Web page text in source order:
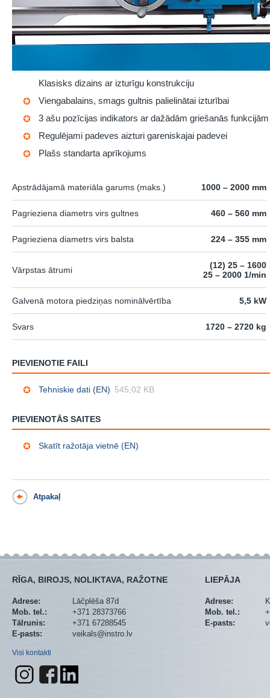
Klasisks dizains ar izturīgu konstrukciju
Viengabalains, smags gultnis palielinātai izturībai
3 ašu pozīcijas indikators ar dažādām griešanās funkcijām
Regulējami padeves aizturi gareniskajai padevei
Plašs standarta aprīkojums
Apstrādājamā materiāla garums (maks.) 1000 – 2000 mm
Pagrieziena diametrs virs gultnes 460 – 560 mm
Pagrieziena diametrs virs balsta 224 – 355 mm
Vārpstas ātrumi
(12) 25 – 1600
25 – 2000 1/min
Galvenā motora piedziņas nominālvērtība 5,5 kW
Svars 1720 – 2720 kg
PIEVIENOTIE FAILI
Tehniskie dati (EN) 545,02 KB
PIEVIENOTĀS SAITES
Skatīt ražotāja vietnē (EN)
Atpakaļ
RĪGA, BIROJS, NOLIKTAVA, RAŽOTNE
Adrese:
Lāčplēša 87d
Mob. tel.:
+371 28373766
Tālrunis:
+371 67288545
E-pasts:
veikals@instro.lv
Visi kontakti
LIEPĀJA
Adrese:
Mob. tel.:
E-pasts: